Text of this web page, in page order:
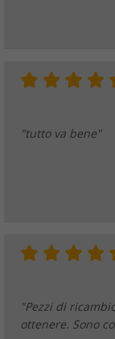
"tutto va bene"
"Pezzi di
ottenere. Sono